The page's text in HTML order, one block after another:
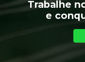
Trabalhe
e